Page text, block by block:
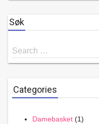
Søk
Search
for
Search …
Categories
Damebasket (1)